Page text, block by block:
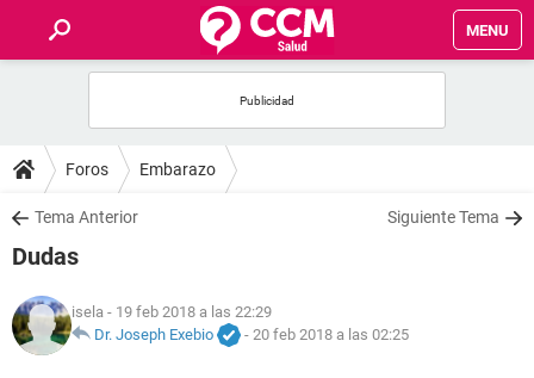
MENU
FOROS
SALUD
NUTRICIÓN
Foros Embarazo
Tema Anterior Siguiente Tema
Dudas
isela - 19 feb 2018 a las 22:29
Dr. Joseph Exebio
- 20 feb 2018 a las 02:25